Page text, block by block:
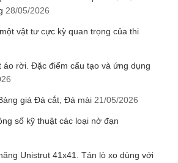
28/05/2026
vật tư cực kỳ quan trọng của thi
áo rời. Đặc điểm cấu tạo và ứng dụng
giá Đá cắt, Đá mài 21/05/2026
số kỹ thuật các loại nở đạn
Unistrut 41x41. Tán lò xo dùng với